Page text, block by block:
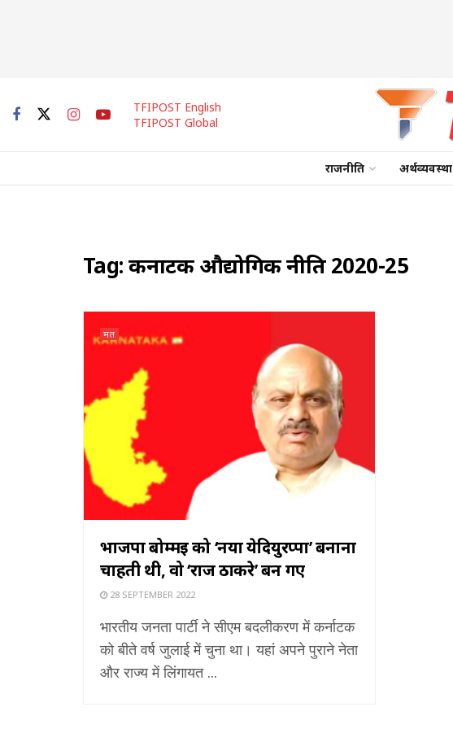
TFIPOST English
TFIPOST Global
राजनीति अर्थव्यवस्था
Tag:कर्नाटक औद्योगिक नीति 2020-25
मत
भाजपा बोम्मई को ‘नया येदियुरप्पा’ बनाना
चाहती थी, वो ‘राज ठाकरे’ बन गए
28 SEPTEMBER 2022
भारतीय जनता पार्टी ने सीएम बदलीकरण में कर्नाटक
को बीते वर्ष जुलाई में चुना था। यहां अपने पुराने नेता
और राज्य में लिंगायत ...